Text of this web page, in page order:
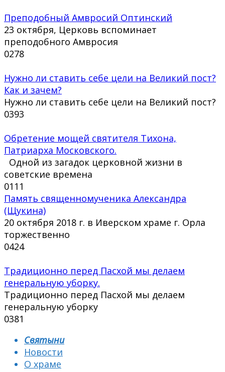
Преподобный Амвросий Оптинский
23 октября, Церковь вспоминает
преподобного Амвросия
0278
Нужно ли ставить себе цели на Великий пост?
Как и зачем?
Нужно ли ставить себе цели на Великий пост?
0393
Обретение мощей святителя Тихона,
Патриарха Московского.
Одной из загадок церковной жизни в
советские времена
0111
Память священномученика Александра
(Щукина)
20 октября 2018 г. в Иверском храме г. Орла
торжественно
0424
Традиционно перед Пасхой мы делаем
генеральную уборку.
Традиционно перед Пасхой мы делаем
генеральную уборку
0381
Святыни
Новости
О храме